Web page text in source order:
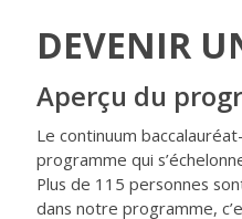
DEVENIR
Aperçu du
Le continuum
programme qui
Plus de 115 personnes
dans notre programme,